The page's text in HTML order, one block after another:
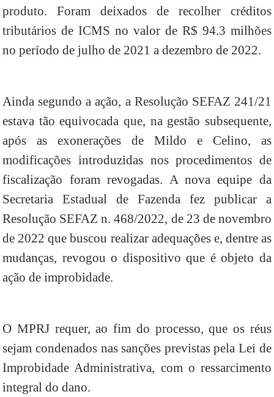
produto. Foram deixados de recolher créditos
tributários de ICMS no valor de R$ 94.3 milhões
no período de julho de 2021 a dezembro de 2022.
Ainda segundo a ação, a Resolução SEFAZ 241/21
estava tão equivocada que, na gestão subsequente,
após as exonerações de Mildo e Celino, as
modificações introduzidas nos procedimentos de
fiscalização foram revogadas. A nova equipe da
Secretaria Estadual de Fazenda fez publicar a
Resolução SEFAZ n. 468/2022, de 23 de novembro
de 2022 que buscou realizar adequações e, dentre as
mudanças, revogou o dispositivo que é objeto da
ação de improbidade.
O MPRJ requer, ao fim do processo, que os réus
sejam condenados nas sanções previstas pela Lei de
Improbidade Administrativa, com o ressarcimento
integral do dano.